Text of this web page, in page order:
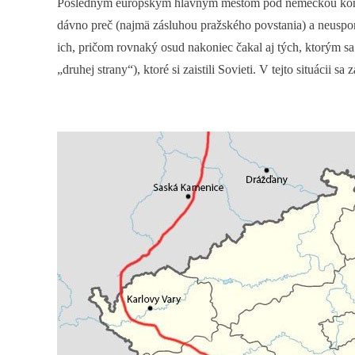
Posledným európskym hlavným mestom pod nemeckou
dávno preč (najmä zásluhou pražského povstania) a
ich, pričom rovnaký osud nakoniec čakal aj tých, ktorým
„druhej strany“), ktoré si zaistili Sovieti. V tejto situácii